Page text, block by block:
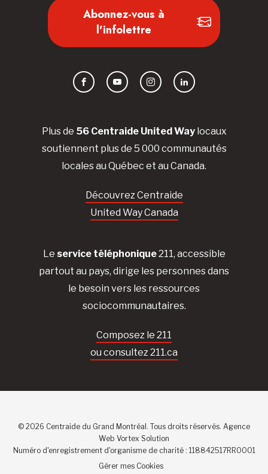
Plus de 56 Centraide United Waylocaux
soutiennent plus de 5 000 communautés
locales au Québec et au Canada.
Découvrez Centraide
United Way Canada
Le service téléphonique211, accessible
partout au pays, dirige les personnes dans
le besoin vers les ressources
sociocommunautaires.
Composez le 211
ou consultez 211.ca
Abonnez-vous à
l'infolettre
FacebookYouTubeInstagramLinkedIn
© 2026 Centraide du Grand Montréal. Tous droits réservés. Agence
Web Vortex Solution
Numéro d'enregistrement d'organisme de charité : 118842517RR0001
Gérer mes Cookies